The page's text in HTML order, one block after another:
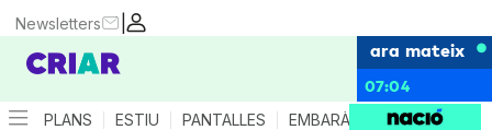
|
Newsletters
ara mateix
07:04
PLANS ESTIU PANTALLES EMBARÀS CRIANÇA